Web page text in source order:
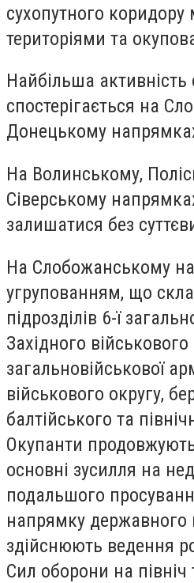
сухопутного
територіями та
Найбільша активність
спостерігається на
Донецькому
На Волинському,
Сіверському
залишатися без
На Слобожанському
угрупованням, що
підрозділів 6-ї
Західного військового
загальновійськової
військового округу,
балтійського та
Окупанти
основні зусилля на
подальшого
напрямку державного
здійснюють ведення
Сил оборони на північ